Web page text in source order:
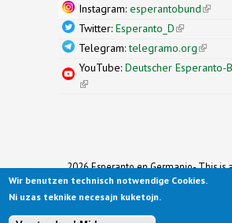
Instagram: esperantobund(link
Twitter: Esperanto_D(link is
Telegram:telegramo.org(link is
YouTube: Deutscher Esperanto-
(link is external)
2026 Esperanto en Germanio- This is
Theme
Ported to Drupal for the Open Source
Wir benutzen technisch notwendige Cookies.
Ni uzas teknike necesajn kuketojn.